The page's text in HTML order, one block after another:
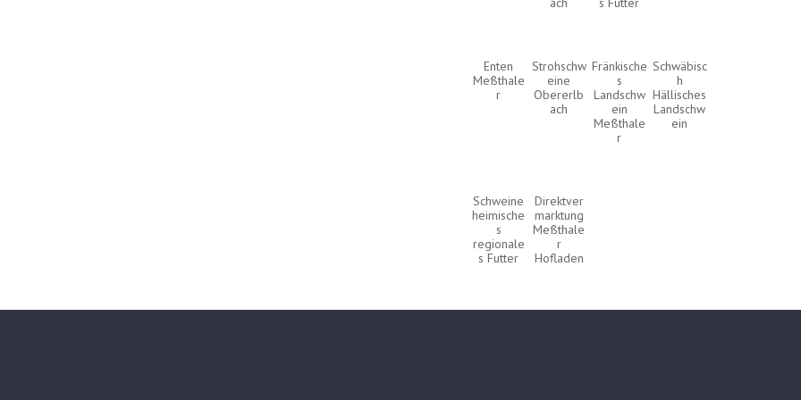
Enten
Meßthale
r
Strohschw
eine
Obererlb
ach
Fränkische
s
Landschw
ein
Meßthale
r
Schwäbisc
h
Hällisches
Landschw
ein
Schweine
heimische
s
regionale
s Futter
Direktver
marktung
Meßthale
r
Hofladen